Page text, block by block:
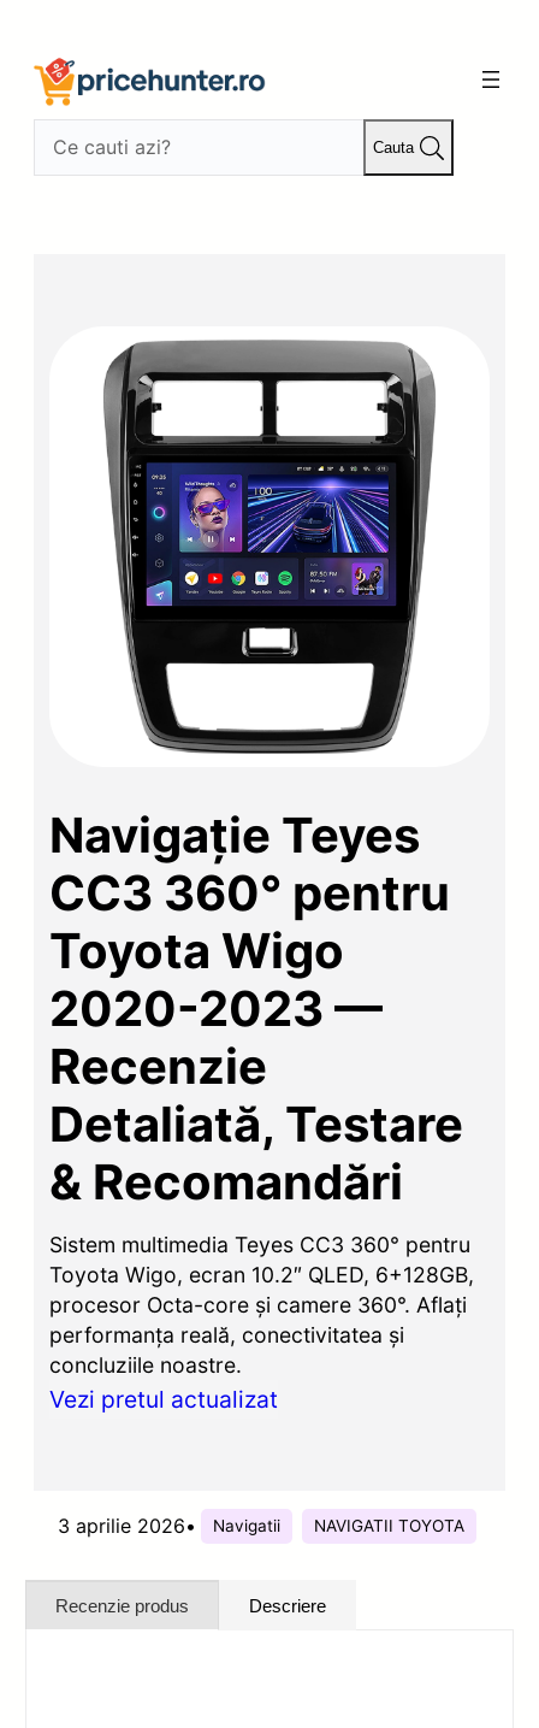
conținut
Cauta
Navigație Teyes
CC3 360° pentru
Toyota Wigo
2020-2023 —
Recenzie
Detaliată, Testare
& Recomandări
Sistem multimedia Teyes CC3 360° pentru
Toyota Wigo, ecran 10.2″ QLED, 6+128GB,
procesor Octa-core și camere 360°. Aflați
performanța reală, conectivitatea și
concluziile noastre.
Vezi pretul actualizat
3 aprilie 2026• Navigatii NAVIGATII TOYOTA
Recenzie produs Descriere